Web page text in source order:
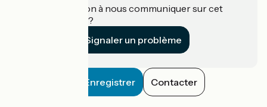
Une information à nous communiquer sur cet
établissement ?
Signaler un problème
Enregistrer Contacter